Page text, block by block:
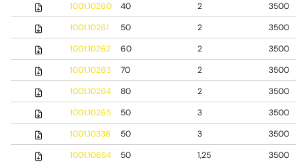
1001.10260
40 2
3500
1001.10261
50 2
3500
1001.10262
60 2
3500
1001.10263
70 2
3500
1001.10264
80 2
3500
1001.10265
50 3
3500
1001.10338
50 3
3500
1001.10654
50 1,25
3500